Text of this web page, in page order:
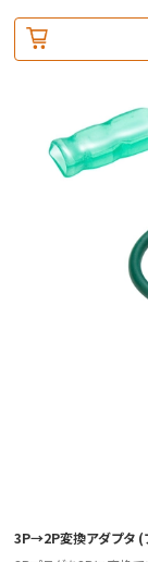
3P→2P変換アダプタ (